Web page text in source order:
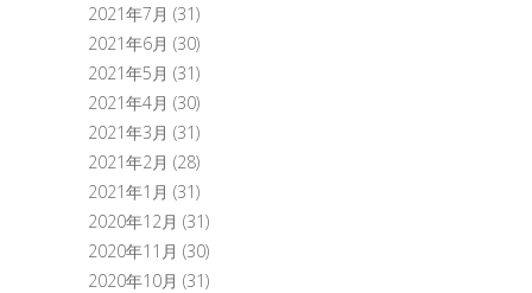
2021年7月 (31)
2021年6月 (30)
2021年5月 (31)
2021年4月 (30)
2021年3月 (31)
2021年2月 (28)
2021年1月 (31)
2020年12月 (31)
2020年11月 (30)
2020年10月 (31)